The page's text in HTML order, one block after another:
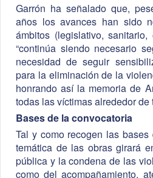
Garrón ha señalado que,
años los avances han sido
ámbitos (legislativo,
“continúa siendo necesario
necesidad de seguir
para la eliminación de la
honrando así la memoria de
todas las víctimas alrededor de
Bases de la convocatoria
Tal y como recogen las
temática de las obras girará
pública y la condena de las
como del acompañamiento,